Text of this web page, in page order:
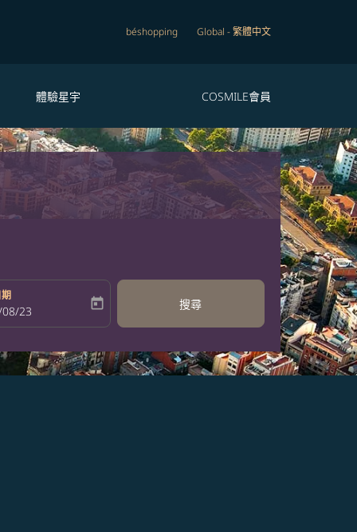
béshopping Global -繁體中文
體驗星宇 COSMILE會員
return-date-aria-label
23 today 搜尋